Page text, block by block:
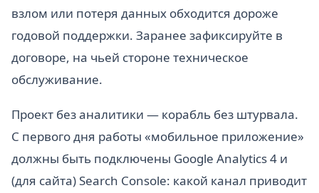
взлом или потеря данных обходится дороже
годовой поддержки. Заранее зафиксируйте в
договоре, на чьей стороне техническое
обслуживание.
Проект без аналитики — корабль без штурвала.
С первого дня работы «мобильное приложение»
должны быть подключены Google Analytics 4 и
(для сайта) Search Console: какой канал приводит